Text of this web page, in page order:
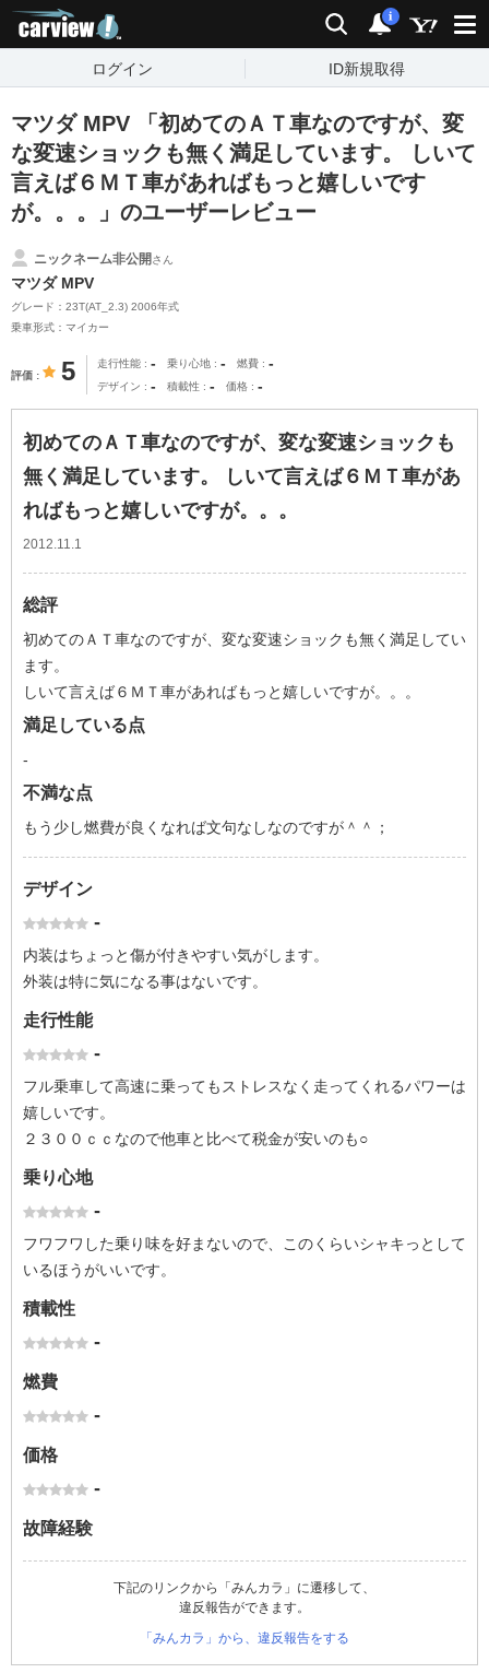
検索 通知
i
ログイン ID新規取得
マツダ MPV 「初めてのＡＴ車なのですが、変
な変速ショックも無く満足しています。 しいて
言えば６ＭＴ車があればもっと嬉しいです
が。。。」のユーザーレビュー
ニックネーム非公開さん
マツダ MPV
グレード：23T(AT_2.3) 2006年式
乗車形式：マイカー
評価 5 走行性能 - 乗り心地 - 燃費 -
デザイン - 積載性 - 価格 -
初めてのＡＴ車なのですが、変な変速ショックも
無く満足しています。 しいて言えば６ＭＴ車があ
ればもっと嬉しいですが。。。
2012.11.1
総評
初めてのＡＴ車なのですが、変な変速ショックも無く満足してい
ます。
しいて言えば６ＭＴ車があればもっと嬉しいですが。。。
満足している点
-
不満な点
もう少し燃費が良くなれば文句なしなのですが＾＾；
デザイン
-
内装はちょっと傷が付きやすい気がします。
外装は特に気になる事はないです。
走行性能
-
フル乗車して高速に乗ってもストレスなく走ってくれるパワーは
嬉しいです。
２３００ｃｃなので他車と比べて税金が安いのも○
乗り心地
-
フワフワした乗り味を好まないので、このくらいシャキっとして
いるほうがいいです。
積載性
-
燃費
-
価格
-
故障経験
下記のリンクから「みんカラ」に遷移して、
違反報告ができます。
「みんカラ」から、違反報告をする